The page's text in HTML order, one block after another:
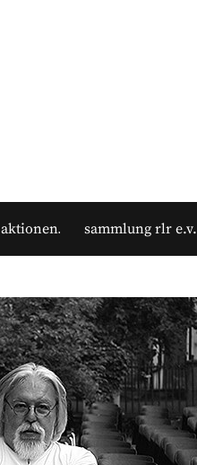
aktionen sammlung rlr e.v.